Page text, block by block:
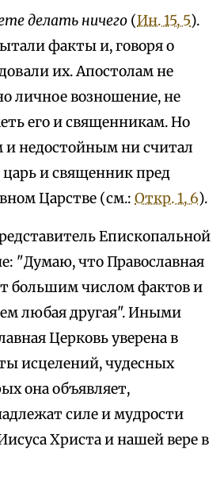
делать ничего (Ин. 15, 5).
факты и, говоря о
их. Апостолам не
личное возношение, не
его и священникам. Но
недостойным ни считал
и священник пред
Царстве (см.: Откр. 1, 6).
Епископальной
"Думаю, что Православная
большим числом фактов и
любая другая". Иными
Церковь уверена в
исцелений, чудесных
она объявляет,
силе и мудрости
Христа и нашей вере в